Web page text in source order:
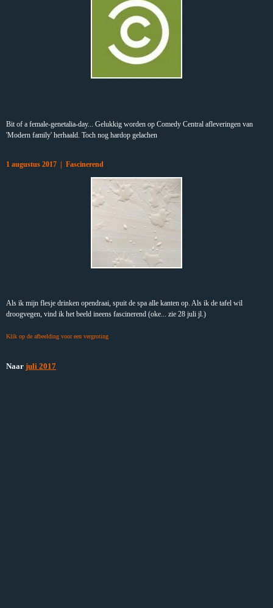
Bit of a female-genetalia-day... Gelukkig worden op Comedy Central afleveringen van
'Modern family' herhaald. Toch nog hardop gelachen
1 augustus 2017 | Fascinerend
Als ik mijn flesje drinken opendraai, spuit de spa alle kanten op. Als ik de tafel wil
droogvegen, vind ik het beeld ineens fascinerend (oke... zie 28 juli jl.)
Klik op de afbeelding voor een vergroting
Naar juli 2017